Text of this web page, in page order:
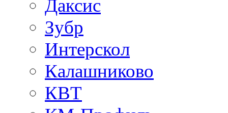
Даксис
Зубр
Интерскол
Калашниково
КВТ